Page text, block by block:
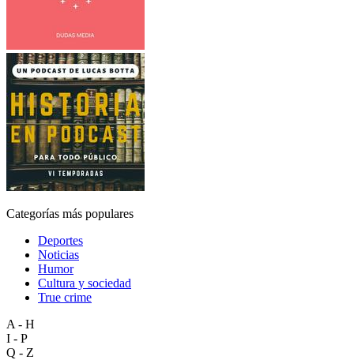
Categorías más populares
Deportes
Noticias
Humor
Cultura y sociedad
True crime
A - H
I - P
Q - Z